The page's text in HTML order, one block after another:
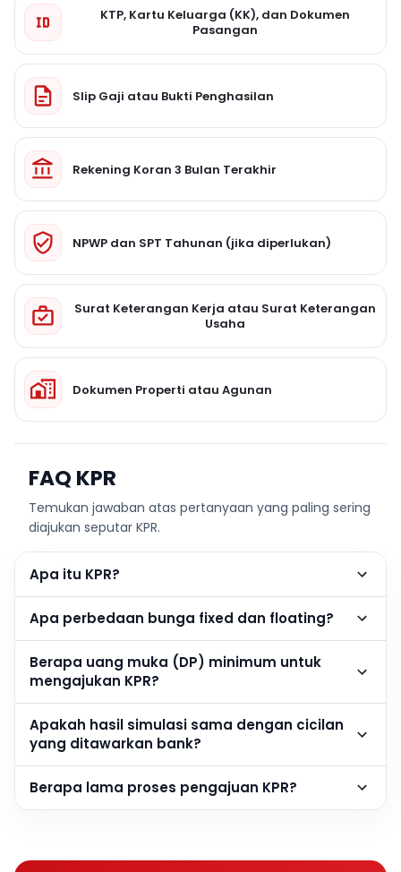
KTP, Kartu Keluarga (KK), dan Dokumen
Pasangan
Slip Gaji atau Bukti Penghasilan
Rekening Koran 3 Bulan Terakhir
NPWP dan SPT Tahunan (jika diperlukan)
Surat Keterangan Kerja atau Surat Keterangan
Usaha
Dokumen Properti atau Agunan
FAQ KPR
Temukan jawaban atas pertanyaan yang paling sering
diajukan seputar KPR.
Apa itu KPR?
Apa perbedaan bunga fixed dan floating?
Berapa uang muka (DP) minimum untuk
mengajukan KPR?
Apakah hasil simulasi sama dengan cicilan
yang ditawarkan bank?
Berapa lama proses pengajuan KPR?